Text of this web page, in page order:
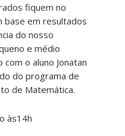
fiquem no
base em resultados
do nosso
e médio
o aluno Jonatan
do programa de
de Matemática.
às14h